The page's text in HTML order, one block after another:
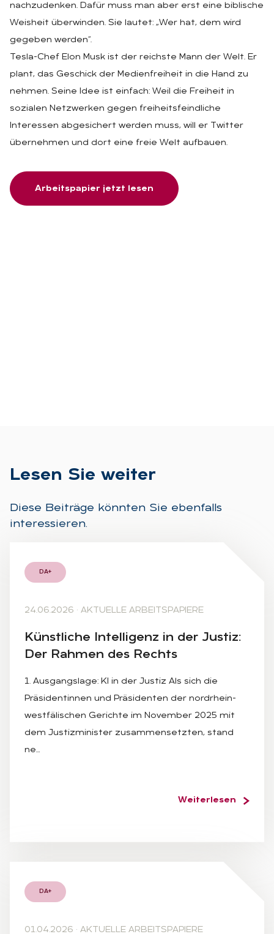
nachzudenken. Dafür muss man aber erst eine biblische
Weisheit überwinden. Sie lautet: „Wer hat, dem wird
gegeben werden“.
Tesla-Chef Elon Musk ist der reichste Mann der Welt. Er
plant, das Geschick der Medienfreiheit in die Hand zu
nehmen. Seine Idee ist einfach: Weil die Freiheit in
sozialen Netzwerken gegen freiheitsfeindliche
Interessen abgesichert werden muss, will er Twitter
übernehmen und dort eine freie Welt aufbauen.
Arbeitspapier jetzt lesen
Le­sen Sie wei­ter
Diese Beiträge könnten Sie ebenfalls
interessieren.
DA+
24.06.2026 · AKTUELLE ARBEITSPAPIERE
Künst­li­che In­tel­li­genz in der Jus­tiz:
Der Rah­men des Rechts
1. Ausgangslage: KI in der Justiz Als sich die
Präsidentinnen und Präsidenten der nordrhein-
westfälischen Gerichte im November 2025 mit
dem Justizminister zusammensetzten, stand
ne…
Weiterlesen
DA+
01.04.2026 · AKTUELLE ARBEITSPAPIERE